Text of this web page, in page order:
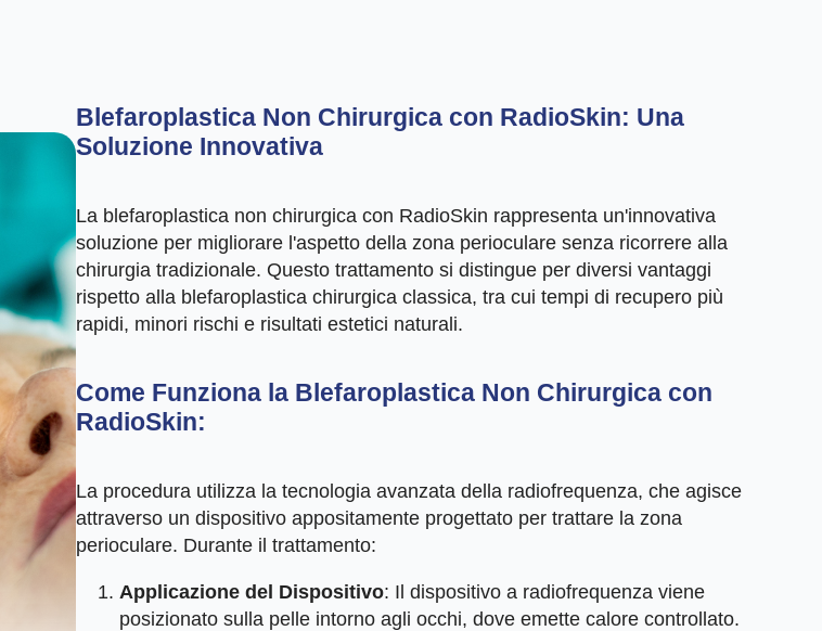
Blefaroplastica Non Chirurgica con RadioSkin: Una
Soluzione Innovativa
La blefaroplastica non chirurgica con RadioSkin rappresenta un'innovativa
soluzione per migliorare l'aspetto della zona perioculare senza ricorrere alla
chirurgia tradizionale. Questo trattamento si distingue per diversi vantaggi
rispetto alla blefaroplastica chirurgica classica, tra cui tempi di recupero più
rapidi, minori rischi e risultati estetici naturali.
Come Funziona la Blefaroplastica Non Chirurgica con
RadioSkin:
La procedura utilizza la tecnologia avanzata della radiofrequenza, che agisce
attraverso un dispositivo appositamente progettato per trattare la zona
perioculare. Durante il trattamento:
Applicazione del Dispositivo: Il dispositivo a radiofrequenza viene
posizionato sulla pelle intorno agli occhi, dove emette calore controllato.